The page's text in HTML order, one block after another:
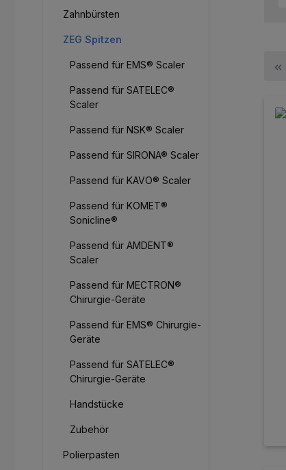
Zahnbürsten
ZEG Spitzen
Passend für EMS® Scaler
Passend für SATELEC®
Scaler
Passend für NSK® Scaler
Passend für SIRONA® Scaler
Passend für KAVO® Scaler
Passend für KOMET®
Sonicline®
Passend für AMDENT®
Scaler
Passend für MECTRON®
Chirurgie-Geräte
Passend für EMS® Chirurgie-
Geräte
Passend für SATELEC®
Chirurgie-Geräte
Handstücke
Zubehör
Polierpasten